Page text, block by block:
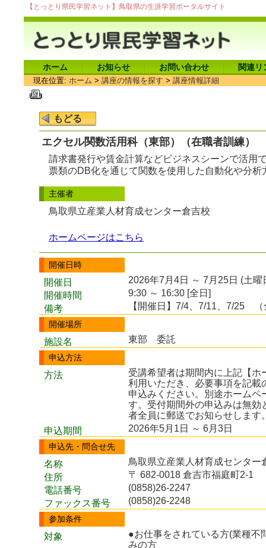
【とっとり県民学習ネット】鳥取県の生涯学習ポータルサイト
ホーム お知らせ お問い合わせ 関連リ
現在位置: ホーム > 講座の情報を探す > 講座情報詳細
エクセル関数活用科（東部）（在職者訓練）
請求書発行や賃金計算などビジネスシーンで活用
票類のDB化を通じて関数を使用した自動化や分析
主催者
鳥取県立産業人材育成センター倉吉校
ホームページはこちら
開催日時
開催日
2026年7月4日 ～ 7月25日 (土曜
開催時間
9:30 ～ 16:30 [全日]
備考
【開催日】7/4、7/11、7/25 （
開催場所
施設名 東部 委託
申込方法
方法
受講希望者は期間内に上記【
利用いただき、必要事項を記載
申込みください。別途ホーム
す。受付期間外の申込みは無効
者全員に郵送でお知らせしま
申込期間
2026年5月1日 ～ 6月3日
申込先・問合せ先
名称
鳥取県立産業人材育成センター
住所
〒 682-0018 倉吉市福庭町2-1
電話番号
(0858)26-2247
ファックス番号
(0858)26-2248
参加条件
対象
●お仕事をされている方(業種
みの方